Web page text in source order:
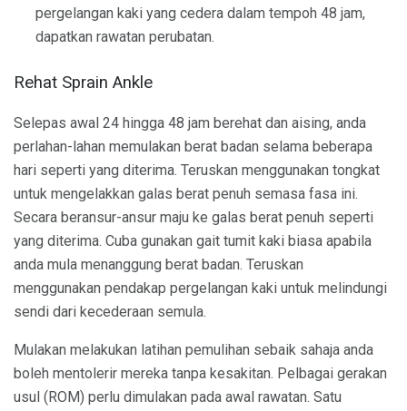
pergelangan kaki yang cedera dalam tempoh 48 jam,
dapatkan rawatan perubatan.
Rehat Sprain Ankle
Selepas awal 24 hingga 48 jam berehat dan aising, anda
perlahan-lahan memulakan berat badan selama beberapa
hari seperti yang diterima. Teruskan menggunakan tongkat
untuk mengelakkan galas berat penuh semasa fasa ini.
Secara beransur-ansur maju ke galas berat penuh seperti
yang diterima. Cuba gunakan gait tumit kaki biasa apabila
anda mula menanggung berat badan. Teruskan
menggunakan pendakap pergelangan kaki untuk melindungi
sendi dari kecederaan semula.
Mulakan melakukan latihan pemulihan sebaik sahaja anda
boleh mentolerir mereka tanpa kesakitan. Pelbagai gerakan
usul (ROM) perlu dimulakan pada awal rawatan. Satu